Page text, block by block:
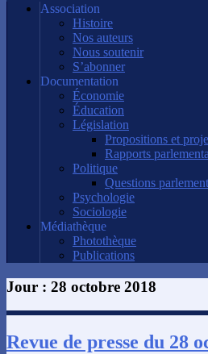
Association
Histoire
Nos auteurs
Nous soutenir
S’abonner
Documentation
Économie
Éducation
Législation
Propositions et
Rapports
Politique
Questions
Psychologie
Sociologie
Médiathèque
Photothèque
Publications
Jour : 28 octobre 2018
Revue de presse du 28